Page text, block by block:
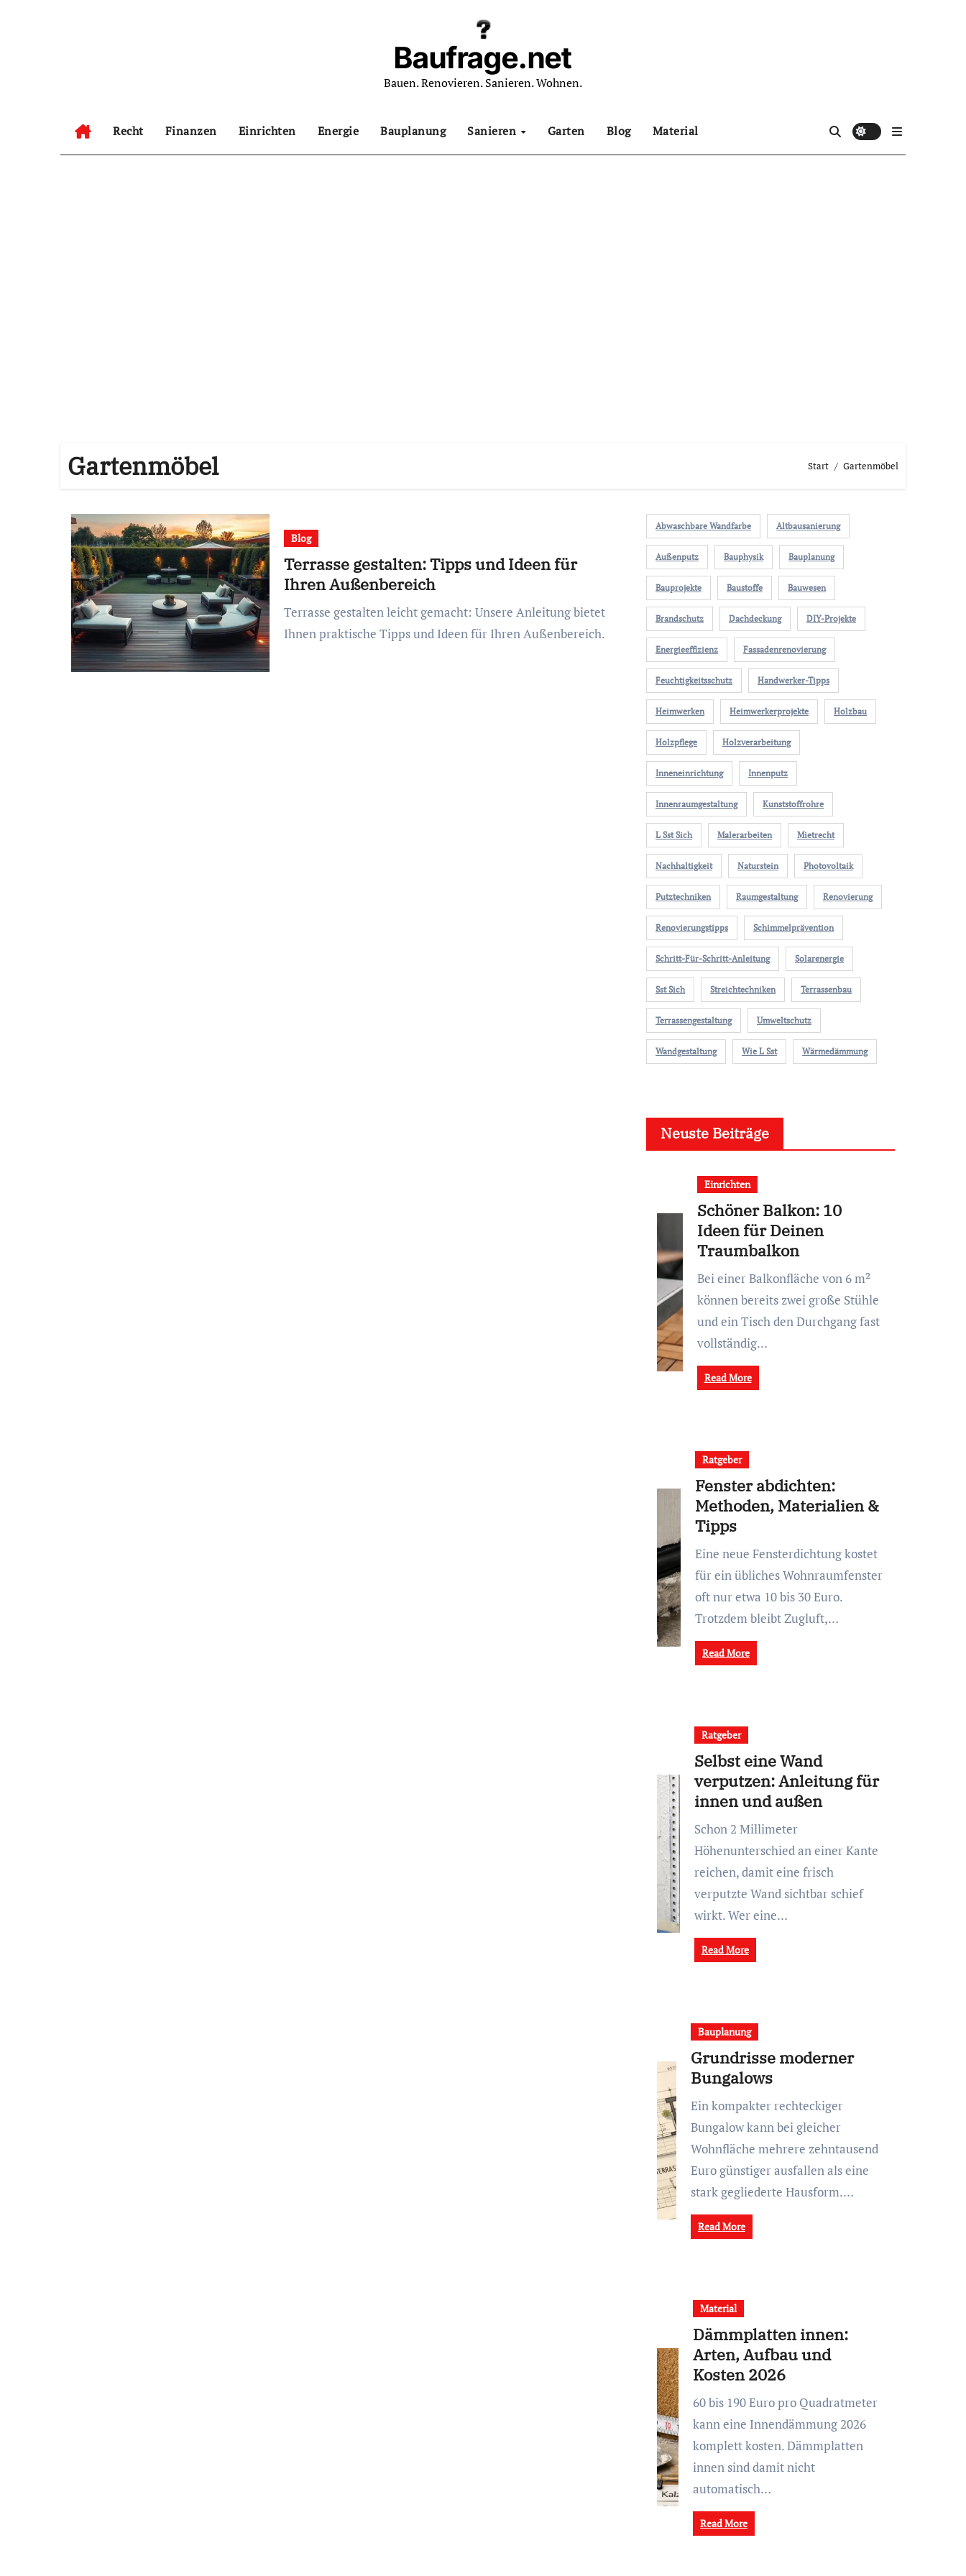
Baufrage.net
Bauen. Renovieren. Sanieren. Wohnen.
Recht Finanzen Einrichten Energie Bauplanung Sanieren Garten Blog Material
Gartenmöbel Start Gartenmöbel
Blog
Terrasse gestalten: Tipps und Ideen für
Ihren Außenbereich
Terrasse gestalten leicht gemacht: Unsere Anleitung bietet
Ihnen praktische Tipps und Ideen für Ihren Außenbereich.
Abwaschbare Wandfarbe Altbausanierung
Außenputz Bauphysik Bauplanung
Bauprojekte Baustoffe Bauwesen
Brandschutz Dachdeckung DIY-Projekte
Energieeffizienz Fassadenrenovierung
Feuchtigkeitsschutz Handwerker-Tipps
Heimwerken Heimwerkerprojekte Holzbau
Holzpflege Holzverarbeitung
Inneneinrichtung Innenputz
Innenraumgestaltung Kunststoffrohre
L Sst Sich Malerarbeiten Mietrecht
Nachhaltigkeit Naturstein Photovoltaik
Putztechniken Raumgestaltung Renovierung
Renovierungstipps Schimmelprävention
Schritt-Für-Schritt-Anleitung Solarenergie
Sst Sich Streichtechniken Terrassenbau
Terrassengestaltung Umweltschutz
Wandgestaltung Wie L Sst Wärmedämmung
Neuste Beiträge
Einrichten
Schöner Balkon: 10
Ideen für Deinen
Traumbalkon
Bei einer Balkonfläche von 6 m²
können bereits zwei große Stühle
und ein Tisch den Durchgang fast
vollständig…
Read More
Ratgeber
Fenster abdichten:
Methoden, Materialien &
Tipps
Eine neue Fensterdichtung kostet
für ein übliches Wohnraumfenster
oft nur etwa 10 bis 30 Euro.
Trotzdem bleibt Zugluft,…
Read More
Ratgeber
Selbst eine Wand
verputzen: Anleitung für
innen und außen
Schon 2 Millimeter
Höhenunterschied an einer Kante
reichen, damit eine frisch
verputzte Wand sichtbar schief
wirkt. Wer eine…
Read More
Bauplanung
Grundrisse moderner
Bungalows
Ein kompakter rechteckiger
Bungalow kann bei gleicher
Wohnfläche mehrere zehntausend
Euro günstiger ausfallen als eine
stark gegliederte Hausform.…
Read More
Material
Dämmplatten innen:
Arten, Aufbau und
Kosten 2026
60 bis 190 Euro pro Quadratmeter
kann eine Innendämmung 2026
komplett kosten. Dämmplatten
innen sind damit nicht
automatisch…
Read More